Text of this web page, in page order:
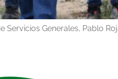
Generales, Pablo